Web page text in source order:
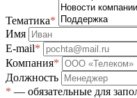
Тематика*
Имя
E-mail*
Компания*
Должность
* — обязательные для